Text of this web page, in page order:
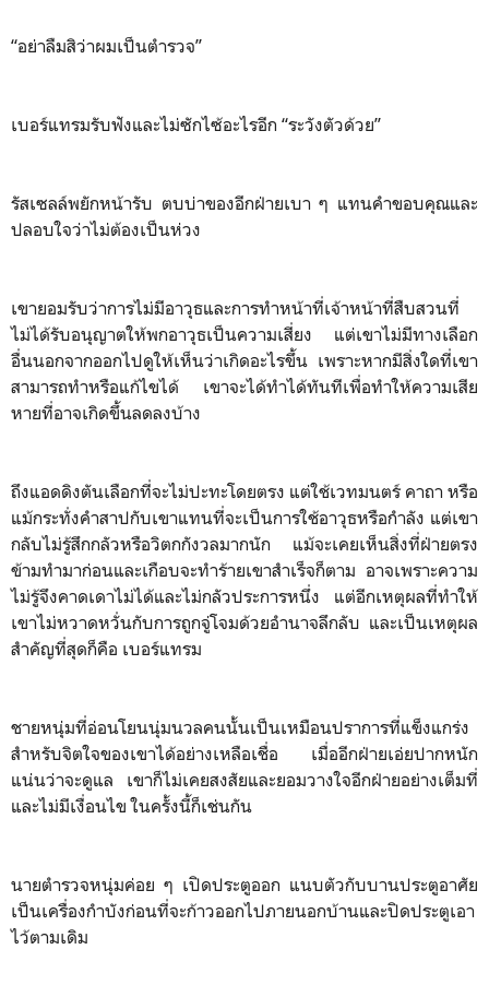
“อย่าลืมสิว่าผมเป็นตำรวจ”
เบอร์แทรมรับฟังและไม่ซักไซ้อะไรอีก “ระวังตัวด้วย”
รัสเซลล์พยักหน้ารับ ตบบ่าของอีกฝ่ายเบา ๆ แทนคำขอบคุณและ
ปลอบใจว่าไม่ต้องเป็นห่วง
เขายอมรับว่าการไม่มีอาวุธและการทำหน้าที่เจ้าหน้าที่สืบสวนที่
ไม่ได้รับอนุญาตให้พกอาวุธเป็นความเสี่ยง แต่เขาไม่มีทางเลือก
อื่นนอกจากออกไปดูให้เห็นว่าเกิดอะไรขึ้น เพราะหากมีสิ่งใดที่เขา
สามารถทำหรือแก้ไขได้ เขาจะได้ทำได้ทันทีเพื่อทำให้ความเสีย
หายที่อาจเกิดขึ้นลดลงบ้าง
ถึงแอดดิงตันเลือกที่จะไม่ปะทะโดยตรง แต่ใช้เวทมนตร์ คาถา หรือ
แม้กระทั่งคำสาปกับเขาแทนที่จะเป็นการใช้อาวุธหรือกำลัง แต่เขา
กลับไม่รู้สึกกลัวหรือวิตกกังวลมากนัก แม้จะเคยเห็นสิ่งที่ฝ่ายตรง
ข้ามทำมาก่อนและเกือบจะทำร้ายเขาสำเร็จก็ตาม อาจเพราะความ
ไม่รู้จึงคาดเดาไม่ได้และไม่กลัวประการหนึ่ง แต่อีกเหตุผลที่ทำให้
เขาไม่หวาดหวั่นกับการถูกจู่โจมด้วยอำนาจลึกลับ และเป็นเหตุผล
สำคัญที่สุดก็คือ เบอร์แทรม
ชายหนุ่มที่อ่อนโยนนุ่มนวลคนนั้นเป็นเหมือนปราการที่แข็งแกร่ง
สำหรับจิตใจของเขาได้อย่างเหลือเชื่อ เมื่ออีกฝ่ายเอ่ยปากหนัก
แน่นว่าจะดูแล เขาก็ไม่เคยสงสัยและยอมวางใจอีกฝ่ายอย่างเต็มที่
และไม่มีเงื่อนไข ในครั้งนี้ก็เช่นกัน
นายตำรวจหนุ่มค่อย ๆ เปิดประตูออก แนบตัวกับบานประตูอาศัย
เป็นเครื่องกำบังก่อนที่จะก้าวออกไปภายนอกบ้านและปิดประตูเอา
ไว้ตามเดิม